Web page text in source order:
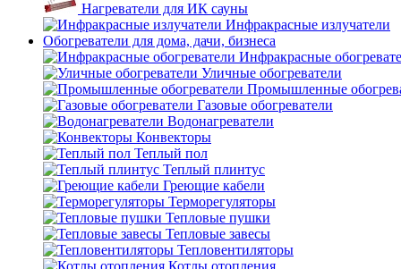
Нагреватели для ИК сауны
Инфракрасные излучатели
Обогреватели для дома, дачи, бизнеса
Инфракрасные
Уличные обогреватели
Промышленные
Газовые обогреватели
Водонагреватели
Конвекторы
Теплый пол
Теплый плинтус
Греющие кабели
Терморегуляторы
Тепловые пушки
Тепловые завесы
Тепловентиляторы
Котлы отопления